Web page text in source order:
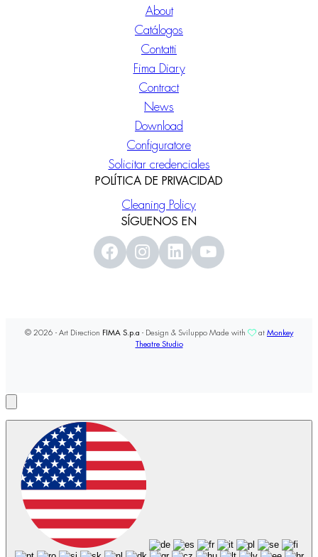
About
Catálogos
Contatti
Fima Diary
Contract
News
Download
Configuratore
Solicitar credenciales
POLÍTICA DE PRIVACIDAD
Cleaning Policy
SÍGUENOS EN
© 2026 - Art Direction FIMA S.p.a - Design & Sviluppo Made with at Monkey
Theatre Studio